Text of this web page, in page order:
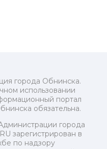
города Обнинска.
использовании
портал
обязательна.
города
зарегистрирован в
по надзору